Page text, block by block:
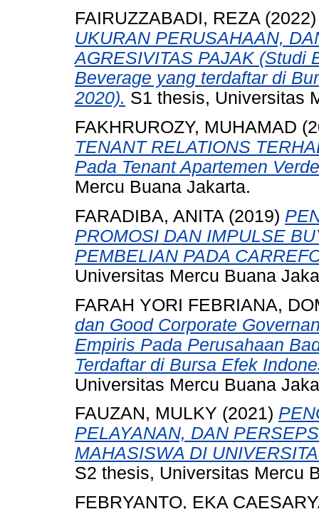
FAIRUZZABADI, REZA
UKURAN PERUSAHAAN,
AGRESIVITAS PAJAK (Studi
Beverage yang terdaftar di
2020). S1 thesis, Universitas
FAKHRUROZY, MUHAMAD
TENANT RELATIONS
Pada Tenant Apartemen
Mercu Buana Jakarta.
FARADIBA, ANITA (2019)
PROMOSI DAN IMPULSE
PEMBELIAN PADA
Universitas Mercu Buana
FARAH YORI FEBRIANA,
dan Good Corporate
Empiris Pada Perusahaan
Terdaftar di Bursa Efek
Universitas Mercu Buana
FAUZAN, MULKY (2021)
PELAYANAN, DAN
MAHASISWA DI
S2 thesis, Universitas Mercu
FEBRYANTO, EKA